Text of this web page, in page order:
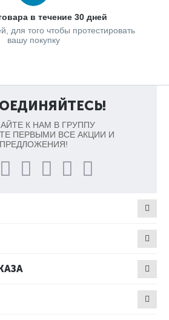
в течение 30 дней
для того чтобы протестировать
вашу покупку
К НАМ В ГРУППУ
ПЕРВЫМИ ВСЕ АКЦИИ И
ПРЕДЛОЖЕНИЯ!